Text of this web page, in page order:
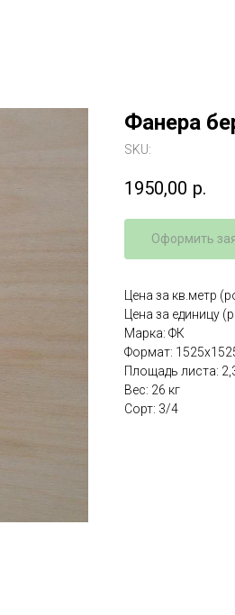
Фанера
SKU:
1950,00 р.
Оформить
Цена за кв.метр
Цена за единицу
Марка: ФК
Формат:
Площадь листа:
Вес: 26 кг
Сорт: 3/4